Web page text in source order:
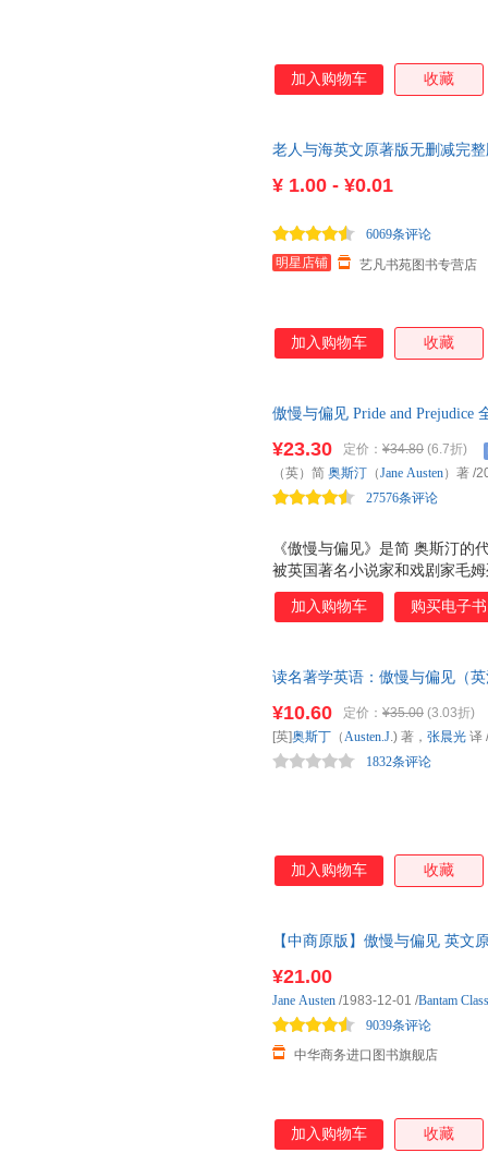
加入购物车 收藏
老人与海英文原著版无删减完
¥ 1.00 - ¥0.01
明星店铺 艺凡书苑图书专营店
6069条评论
加入购物车 收藏
傲慢与偏见 Pride and
剧！英国BBC评选为有史以来
英语阅读 床头灯英语书籍——
《傲慢与偏见》是简 奥斯汀的
被英国著名小说家和戏剧家毛
文笔辛辣而滑稽，是简 奥斯汀
BBC评选《傲慢与偏见》 有史
谐、讽刺意味浓厚，对话极具
¥23.30 定价： ¥34.80 (6.7折)
27576条评论
（英）简 奥斯汀 （Jane Austen）著 /
加入购物车 购买电子书
读名著学英语：傲慢与偏见（
¥10.60 定价： ¥35.00 (3.03折)
1832条评论
[英]奥斯丁 （Austen.J.) 著， 张晨光 译
加入购物车 收藏
【中商原版】傲慢与偏见 英文
¥21.00
中华商务进口图书旗舰店
9039条评论
Jane Austen /1983-12-01 /Bantam
加入购物车 收藏